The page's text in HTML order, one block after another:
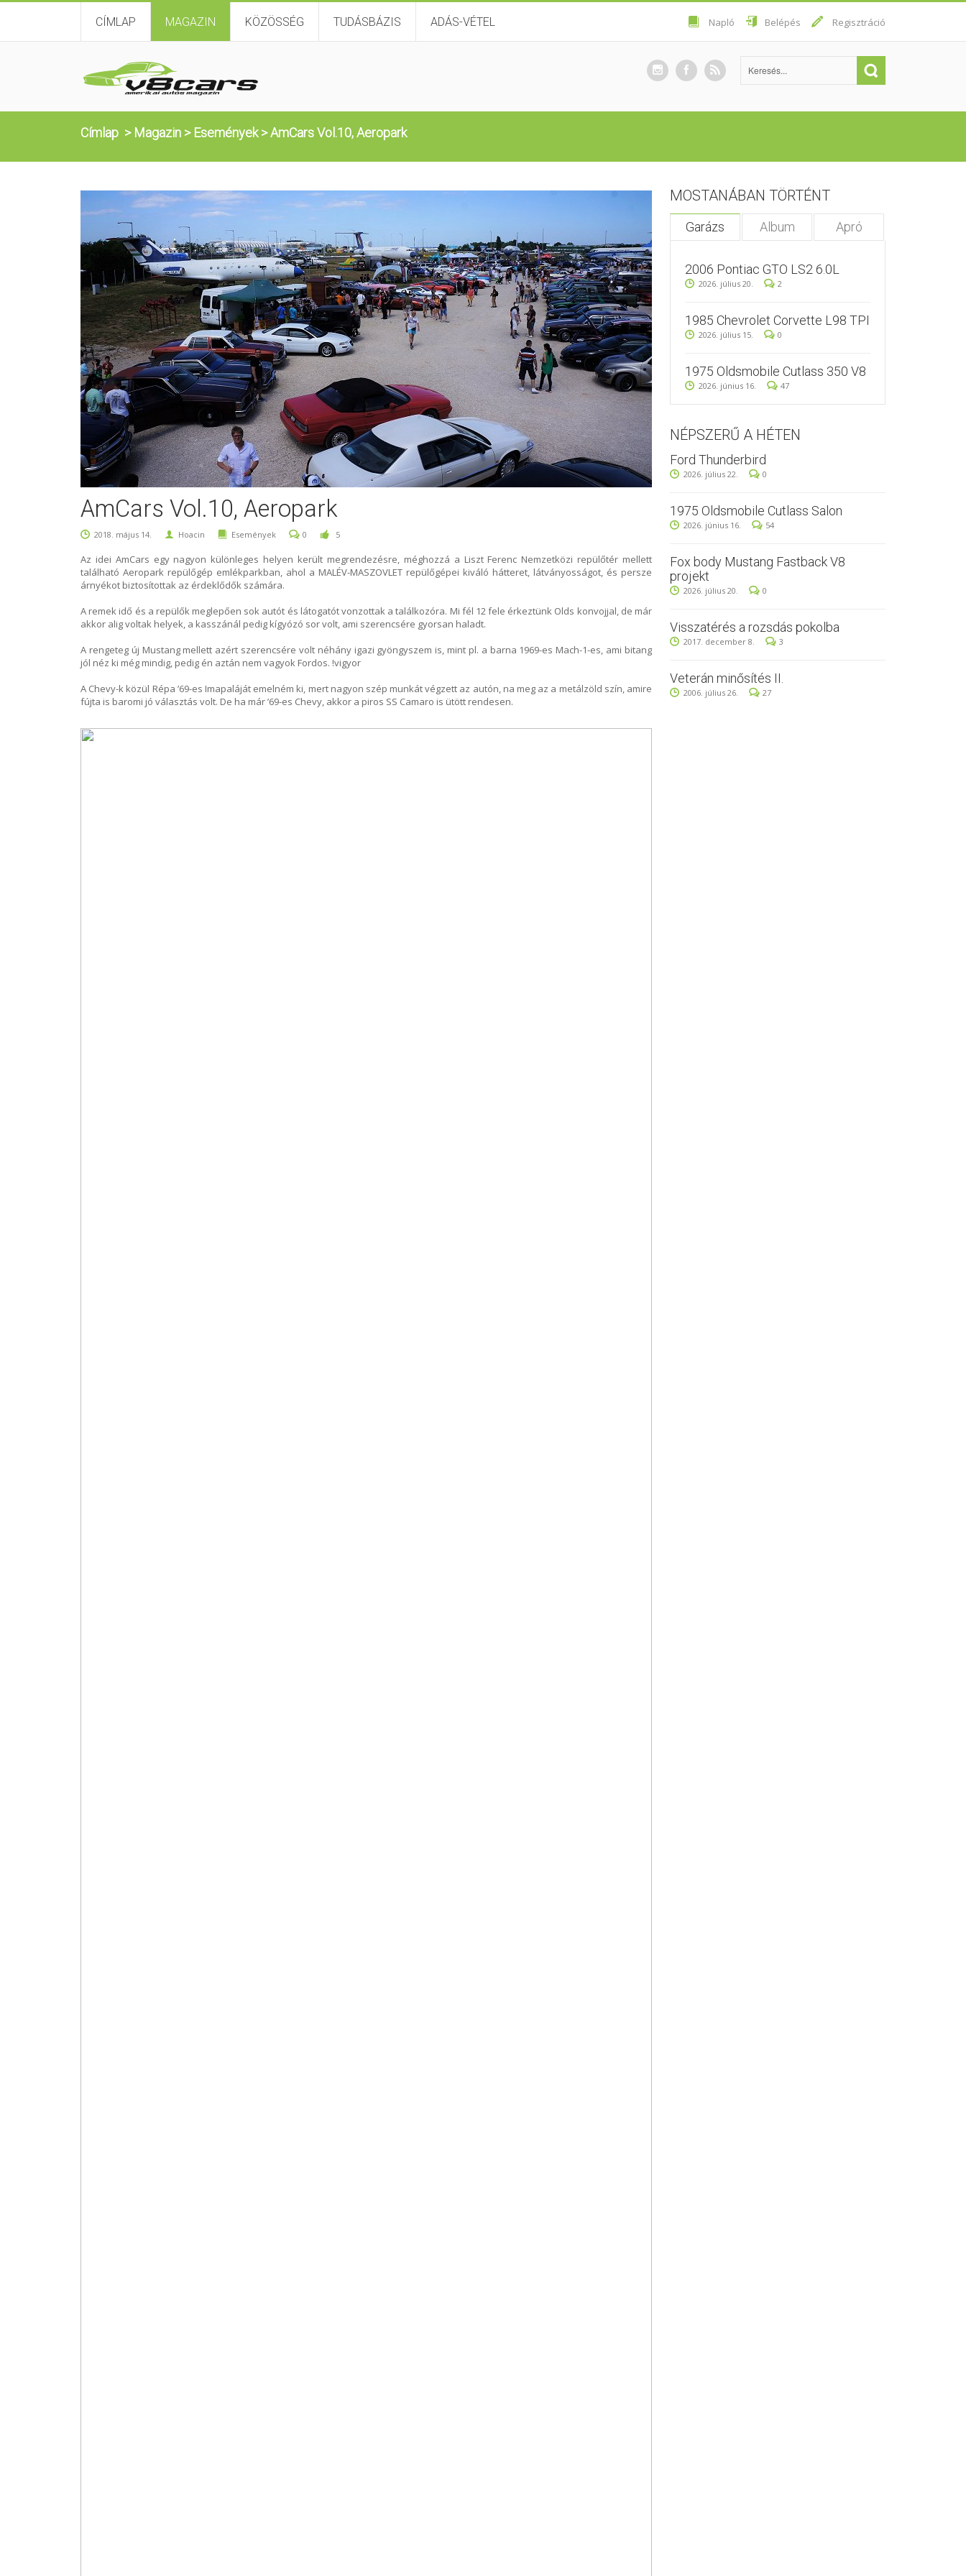
CÍMLAP MAGAZIN KÖZÖSSÉG TUDÁSBÁZIS ADÁS-VÉTEL Napló Belépés Regisztráció
Címlap > Magazin > Események>AmCars Vol.10, Aeropark
AmCars Vol.10, Aeropark
2018. május 14. Hoacin Események 0 5
Az idei AmCars egy nagyon különleges helyen került megrendezésre, méghozzá a Liszt Ferenc Nemzetközi repülőtér mellett
található Aeropark repülőgép emlékparkban, ahol a MALÉV-MASZOVLET repülőgépei kiváló hátteret, látványosságot, és persze
árnyékot biztosítottak az érdeklődők számára.
A remek idő és a repülők meglepően sok autót és látogatót vonzottak a találkozóra. Mi fél 12 fele érkeztünk Olds konvojjal, de már
akkor alig voltak helyek, a kasszánál pedig kígyózó sor volt, ami szerencsére gyorsan haladt.
A rengeteg új Mustang mellett azért szerencsére volt néhány igazi gyöngyszem is, mint pl. a barna 1969-es Mach-1-es, ami bitang
jól néz ki még mindig, pedig én aztán nem vagyok Fordos. !vigyor
A Chevy-k közül Répa ’69-es Imapaláját emelném ki, mert nagyon szép munkát végzett az autón, na meg az a metálzöld szín, amire
fújta is baromi jó választás volt. De ha már ’69-es Chevy, akkor a piros SS Camaro is ütött rendesen.
MOSTANÁBAN TÖRTÉNT
Garázs Album Apró
2006 Pontiac GTO LS2 6.0L
2026. július 20. 2
1985 Chevrolet Corvette L98 TPI
2026. július 15. 0
1975 Oldsmobile Cutlass 350 V8
2026. június 16. 47
NÉPSZERŰ A HÉTEN
Ford Thunderbird
2026. július 22. 0
1975 Oldsmobile Cutlass Salon
2026. június 16. 54
Fox body Mustang Fastback V8
projekt
2026. július 20. 0
Visszatérés a rozsdás pokolba
2017. december 8. 3
Veterán minősítés II.
2006. július 26. 27